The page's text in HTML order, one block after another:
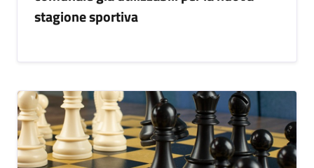
stagione sportiva